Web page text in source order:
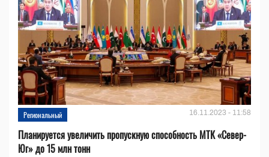
Региональный 16.11.2023 - 11:58
Планируется увеличить пропускную способность МТК «Север-
Юг» до 15 млн тонн